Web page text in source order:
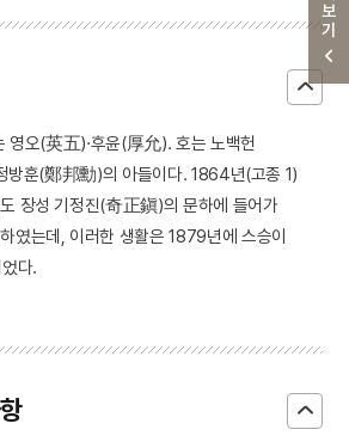
영오(英五)·후윤(厚允). 호는 노백헌
훈(鄭邦勳)의 아들이다. 1864년(고종 1)
장성 기정진(奇正鎭)의 문하에 들어가
였는데, 이러한 생활은 1879년에 스승이
다.